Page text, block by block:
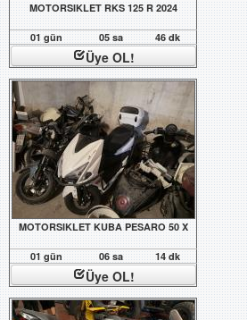
MOTORSIKLET RKS 125 R 2024
01 gün 05 sa 46 dk
Üye OL!
MOTORSIKLET KUBA PESARO 50 X
01 gün 06 sa 14 dk
Üye OL!